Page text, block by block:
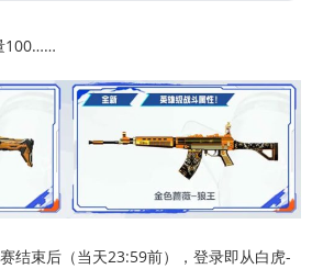
100……
结束后（当天23:59前），登录即从白虎-